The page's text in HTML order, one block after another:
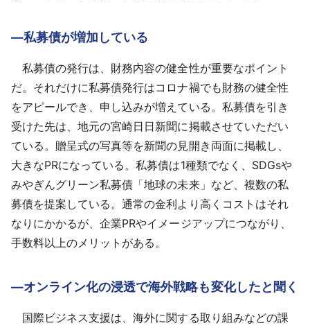
―私募債が増加している
私募債の発行は、財務内容の健全性が重要なポイント
だ。それだけに私募債発行はコロナ禍でも財務の健全性
をアピールでき、申し込みが増えている。私募債を引き
受けた先は、地元の宮崎日日新聞に掲載させていただい
ている。贈呈式の写真等を新聞の見開き両面に掲載し、
大きなPRになっている。私募債は1種類でなく、SDGsや
みやぎんグリーン私募債「地球の未来」など、複数の私
募債を提案している。通常の金利より高くコストはそれ
なりにかかるが、企業PRやイメージアップにつながり、
手数料以上のメリットがある。
―オンライン化の浸透で海外戦略も変化したと聞く
国際ビジネス支援は、海外に関する取り組みなどの課